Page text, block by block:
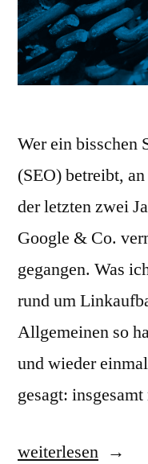
Wer ein bisschen
(SEO) betreibt,
der letzten zwei
Google & Co.
gegangen. Was
rund um
Allgemeinen so
und wieder
gesagt:
„Ist
weiterlesen